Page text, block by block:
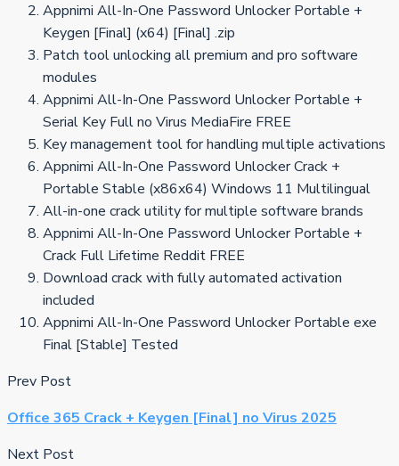
Appnimi All-In-One Password Unlocker Portable +
Keygen [Final] (x64) [Final] .zip
Patch tool unlocking all premium and pro software
modules
Appnimi All-In-One Password Unlocker Portable +
Serial Key Full no Virus MediaFire FREE
Key management tool for handling multiple activations
Appnimi All-In-One Password Unlocker Crack +
Portable Stable (x86x64) Windows 11 Multilingual
All-in-one crack utility for multiple software brands
Appnimi All-In-One Password Unlocker Portable +
Crack Full Lifetime Reddit FREE
Download crack with fully automated activation
included
Appnimi All-In-One Password Unlocker Portable exe
Final [Stable] Tested
Prev Post
Office 365 Crack + Keygen [Final] no Virus 2025
Next Post